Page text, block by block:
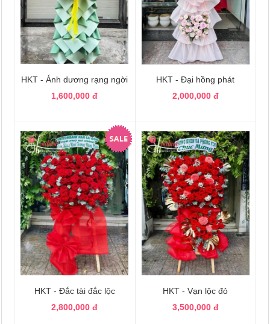
HKT - Ánh dương rạng ngời
1,600,000 đ
HKT - Đại hồng phát
2,000,000 đ
HKT - Đắc tài đắc lộc
2,800,000 đ
HKT - Vạn lộc đỏ
3,500,000 đ